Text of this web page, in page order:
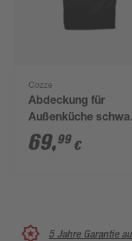
Cozze
Abdeckung für
Außenküche
85 x 360 x 225 cm
69,99 €
5 Jahre Garantie